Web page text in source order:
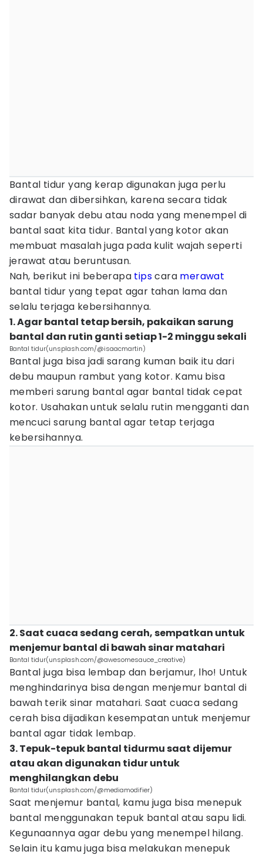
Bantal tidur yang kerap digunakan juga perlu
dirawat dan dibersihkan, karena secara tidak
sadar banyak debu atau noda yang menempel di
bantal saat kita tidur. Bantal yang kotor akan
membuat masalah juga pada kulit wajah seperti
jerawat atau beruntusan.
Nah, berikut ini beberapa tipscara merawat
bantal tidur yang tepat agar tahan lama dan
selalu terjaga kebersihannya.
1. Agar bantal tetap bersih, pakaikan sarung
bantal dan rutin ganti setiap 1-2 minggu sekali
Bantal tidur(unsplash.com/@isaacmartin)
Bantal juga bisa jadi sarang kuman baik itu dari
debu maupun rambut yang kotor. Kamu bisa
memberi sarung bantal agar bantal tidak cepat
kotor. Usahakan untuk selalu rutin mengganti dan
mencuci sarung bantal agar tetap terjaga
kebersihannya.
2. Saat cuaca sedang cerah, sempatkan untuk
menjemur bantal di bawah sinar matahari
Bantal tidur(unsplash.com/@awesomesauce_creative)
Bantal juga bisa lembap dan berjamur, lho! Untuk
menghindarinya bisa dengan menjemur bantal di
bawah terik sinar matahari. Saat cuaca sedang
cerah bisa dijadikan kesempatan untuk menjemur
bantal agar tidak lembap.
3. Tepuk-tepuk bantal tidurmu saat dijemur
atau akan digunakan tidur untuk
menghilangkan debu
Bantal tidur(unsplash.com/@mediamodifier)
Saat menjemur bantal, kamu juga bisa menepuk
bantal menggunakan tepuk bantal atau sapu lidi.
Kegunaannya agar debu yang menempel hilang.
Selain itu kamu juga bisa melakukan menepuk